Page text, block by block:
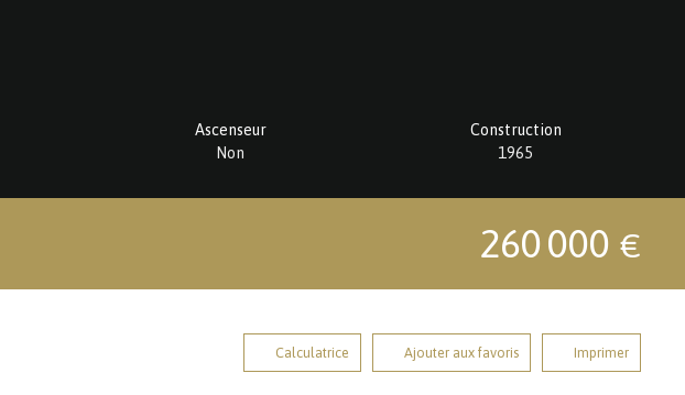
Ascenseur
Non
Construction
1965
260 000 €
Calculatrice Ajouter aux favoris Imprimer